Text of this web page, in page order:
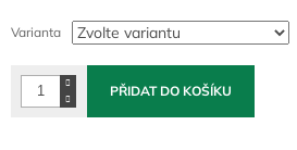
cena:
Varianta
PŘIDAT DO KOŠÍKU